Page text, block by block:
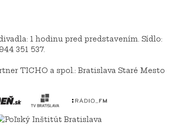
1 hodinu pred predstavením. Sídlo:
351 537.
TICHO a spol.: Bratislava Staré Mesto